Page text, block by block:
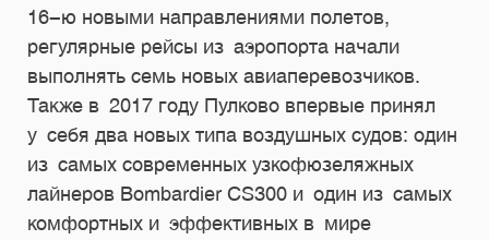
16-ю новыми направлениями полетов,
регулярные рейсы из аэропорта начали
выполнять семь новых авиаперевозчиков.
Также в 2017 году Пулково впервые принял
у себя два новых типа воздушных судов: один
из самых современных узкофюзеляжных
лайнеров Bombardier CS300 и один из самых
комфортных и эффективных в мире